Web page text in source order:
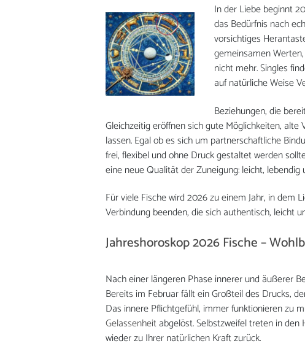
In der Liebe beginnt
das Bedürfnis nach
vorsichtiges
gemeinsamen
nicht mehr. Singles
auf natürliche Weise
Beziehungen, die
Gleichzeitig eröffnen sich gute Möglichkeiten,
lassen. Egal ob es sich um partnerschaftliche
frei, flexibel und ohne Druck gestaltet werden
eine neue Qualität der Zuneigung: leicht,
Für viele Fische wird 2026 zu einem Jahr, in dem
Verbindung beenden, die sich authentisch, leicht
Jahreshoroskop 2026 Fische –
Nach einer längeren Phase innerer und äußerer
Bereits im Februar fällt ein Großteil des Drucks,
Das innere Pflichtgefühl, immer funktionieren zu
Gelassenheitabgelöst. Selbstzweifel treten in
wieder zu Ihrer natürlichen Kraft zurück.